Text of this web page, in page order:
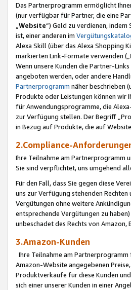
Das Partnerprogramm ermöglicht
(nur verfügbar für Partner, die eine
Website“) Geld zu verdienen, indem
ist, einer anderen im
Alexa Skill (über das Alexa Shopping
markierten Link-Formate verwenden („
Wenn unsere Kunden die Partner-
angeboten werden, oder andere
Partnerprogramm näher beschrieben
Produkte oder Leistungen können wir
für Anwendungsprogramme, die
zur Verfügung stellen. Der Begriff
in Bezug auf Produkte, die auf
2.Compliance-
Ihre Teilnahme am Partnerprogramm
Sie sind verpflichtet, uns umgehend
Für den Fall, dass Sie gegen diese
uns zur Verfügung stehenden
Vergütungen ohne weitere
entsprechende Vergütungen zu
unbeschadet des Rechts von
3.Amazon-Kunden
Ihre Teilnahme am Partnerprogramm
Amazon-Website angegebenen
Produktverkäufe für diese Kunden
sich einer unserer Kunden in einer